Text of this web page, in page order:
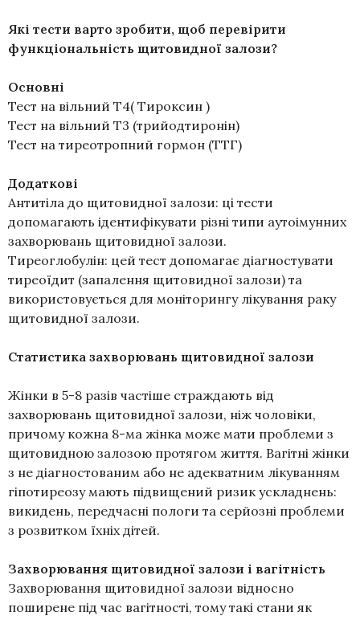
Які тести варто зробити, щоб перевірити
функціональність щитовидної залози?
Основні
Тест на вільний Т4( Тироксин )
Тест на вільний Т3 (трийодтиронін)
Тест на тиреотропний гормон (ТТГ)
Додаткові
Антитіла до щитовидної залози: ці тести
допомагають ідентифікувати різні типи аутоімунних
захворювань щитовидної залози.
Тиреоглобулін: цей тест допомагає діагностувати
тиреоїдит (запалення щитовидної залози) та
використовується для моніторингу лікування раку
щитовидної залози.
Статистика захворювань щитовидної залози
Жінки в 5-8 разів частіше страждають від
захворювань щитовидної залози, ніж чоловіки,
причому кожна 8-ма жінка може мати проблеми з
щитовидною залозою протягом життя. Вагітні жінки
з не діагностованим або не адекватним лікуванням
гіпотиреозу мають підвищений ризик ускладнень:
викидень, передчасні пологи та серйозні проблеми
з розвитком їхніх дітей.
Захворювання щитовидної залози і вагітність
Захворювання щитовидної залози відносно
поширене під час вагітності, тому такі стани як